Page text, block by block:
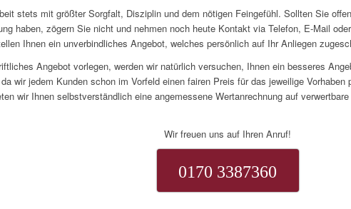
stets mit größter Sorgfalt, Disziplin und dem nötigen Feingefühl. Sollten Sie
haben, zögern Sie nicht und nehmen noch heute Kontakt via Telefon, E-Mail
Ihnen ein unverbindliches Angebot, welches persönlich auf Ihr Anliegen
Angebot vorlegen, werden wir natürlich versuchen, Ihnen ein besseres
wir jedem Kunden schon im Vorfeld einen fairen Preis für das jeweilige
wir Ihnen selbstverständlich eine angemessene Wertanrechnung auf
Wir freuen uns auf Ihren Anruf!
0170 3387360